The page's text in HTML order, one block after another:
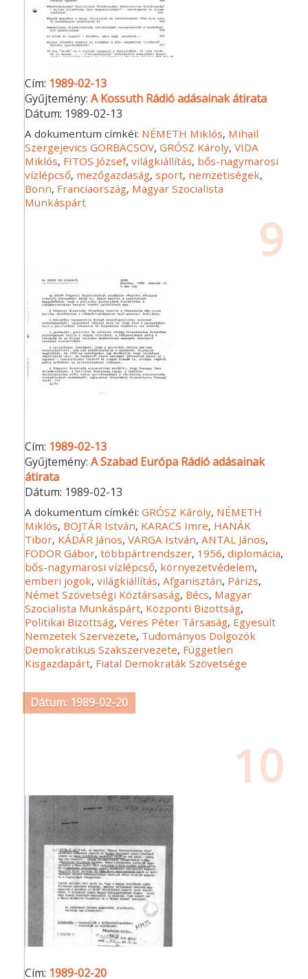
Cím: 1989-02-13
Gyűjtemény:A Kossuth Rádió adásainak átirata
Dátum: 1989-02-13
A dokumentum címkéi: NÉMETH Miklós, Mihail
Szergejevics GORBACSOV,GRÓSZ Károly,VIDA
Miklós, FITOS József,világkiállítás, bős-nagymarosi
vízlépcső, mezőgazdaság,sport, nemzetiségek,
Bonn, Franciaország, Magyar Szocialista
Munkáspárt
9
Cím: 1989-02-13
Gyűjtemény:A Szabad Európa Rádió adásainak
átirata
Dátum: 1989-02-13
A dokumentum címkéi:GRÓSZ Károly, NÉMETH
Miklós, BOJTÁR István, KARACS Imre, HANÁK
Tibor, KÁDÁR János,VARGA István,ANTAL János,
FODOR Gábor,többpártrendszer, 1956,diplomácia,
bős-nagymarosi vízlépcső, környezetvédelem,
emberi jogok,világkiállítás,Afganisztán, Párizs,
Német Szövetségi Köztársaság, Bécs, Magyar
Szocialista Munkáspárt, Központi Bizottság,
Politikai Bizottság,Veres Péter Társaság, Egyesült
Nemzetek Szervezete, Tudományos Dolgozók
Demokratikus Szakszervezete, Független
Kisgazdapárt, Fiatal Demokraták Szövetsége
Dátum: 1989-02-20
10
Cím: 1989-02-20